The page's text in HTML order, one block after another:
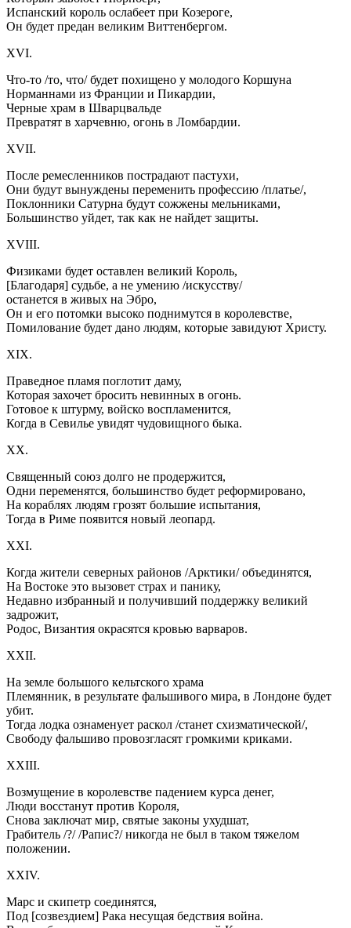
Испанский король ослабеет при Козероге,
Он будет предан великим Виттенбергом.
XVI.
Что-то /то, что/ будет похищено у молодого Коршуна
Норманнами из Франции и Пикардии,
Черные храм в Шварцвальде
Превратят в харчевню, огонь в Ломбардии.
XVII.
После ремесленников пострадают пастухи,
Они будут вынуждены переменить профессию /платье/,
Поклонники Сатурна будут сожжены мельниками,
Большинство уйдет, так как не найдет защиты.
XVIII.
Физиками будет оставлен великий Король,
[Благодаря] судьбе, а не умению /искусству/
останется в живых на Эбро,
Он и его потомки высоко поднимутся в королевстве,
Помилование будет дано людям, которые завидуют Христу.
XIX.
Праведное пламя поглотит даму,
Которая захочет бросить невинных в огонь.
Готовое к штурму, войско воспламенится,
Когда в Севилье увидят чудовищного быка.
XX.
Священный союз долго не продержится,
Одни переменятся, большинство будет реформировано,
На кораблях людям грозят большие испытания,
Тогда в Риме появится новый леопард.
XXI.
Когда жители северных районов /Арктики/ объединятся,
На Востоке это вызовет страх и панику,
Недавно избранный и получивший поддержку великий
задрожит,
Родос, Византия окрасятся кровью варваров.
XXII.
На земле большого кельтского храма
Племянник, в результате фальшивого мира, в Лондоне будет
убит.
Тогда лодка ознаменует раскол /станет схизматической/,
Свободу фальшиво провозгласят громкими криками.
XXIII.
Возмущение в королевстве падением курса денег,
Люди восстанут против Короля,
Снова заключат мир, святые законы ухудшат,
Грабитель /?/ /Рапис?/ никогда не был в таком тяжелом
положении.
XXIV.
Марс и скипетр соединятся,
Под [созвездием] Рака несущая бедствия война.